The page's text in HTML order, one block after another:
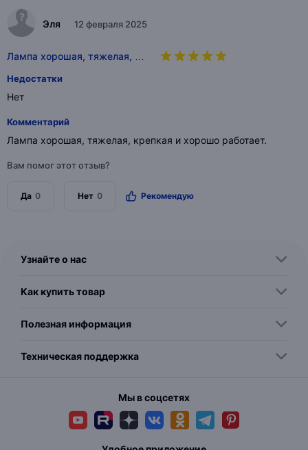
Эля 12 февраля 2025
Лампа хорошая, тяжелая, …
Недостатки
Нет
Комментарий
Лампа хорошая, тяжелая, крепкая и хорошо работает.
Вам помог этот отзыв?
Да 0 Нет 0 Рекомендую
Узнайте о нас
Как купить товар
Полезная информация
Техническая поддержка
Мы в соцсетях